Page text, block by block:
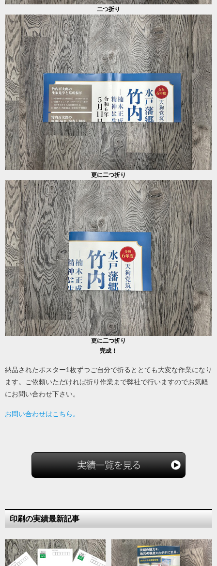
二つ折り
更に二つ折り
更に二つ折り
完成！
納品されたポスター1枚ずつご自分で折るととても大変な作業になり
ます。ご依頼いただければ折り作業まで弊社で行いますのでお気軽
にお問い合わせ下さい。
お問い合わせはこちら。
印刷の実績最新記事